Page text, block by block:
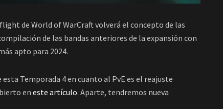
de World of WarCraft volverá el concepto de las
de las bandas anteriores de la expansión con
apto para 2024.
Temporada 4 en cuanto al PvE es el reajuste
en este artículo. Aparte, tendremos nueva